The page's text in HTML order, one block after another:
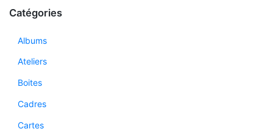
Catégories
Albums
Ateliers
Boites
Cadres
Cartes